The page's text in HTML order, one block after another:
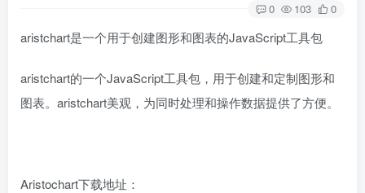
0 103 0
aristchart是一个用于创建图形和图表的JavaScript工具包
aristchart的一个JavaScript工具包，用于创建和定制图形和
图表。aristchart美观，为同时处理和操作数据提供了方便。
Aristochart下载地址：